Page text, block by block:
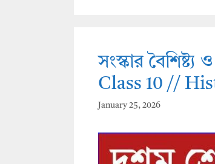
p
k
সংস্কার বৈশিষ্ট্য
Class 10 //
January 25, 2026